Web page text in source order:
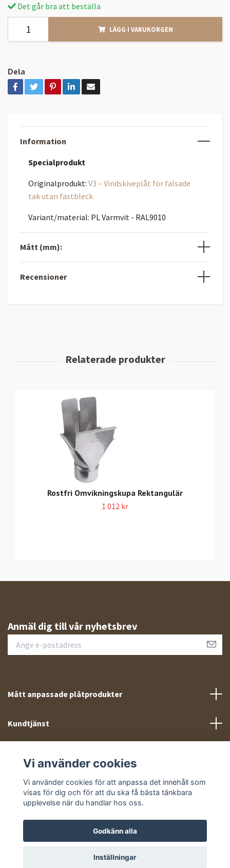
Det går bra att beställa
LÄGG I VARUKORGEN
Dela
Information
Specialprodukt
Originalprodukt: V3 – Vindskiveplåt för falsade
tak utan fästbleck
Variant/material: PL Varmvit - RAL9010
Mått (mm):
Recensioner
Rostfri Omvikningskupa Rektangulär
1 012 kr
Anmäl dig till vår nyhetsbrev
Mått anpassade plåtprodukter
Kundtjänst
Sociala medier
© 2026 Takprofiler.se
Vi använder cookies
Vi använder cookies för att anpassa det innehåll som
visas för dig och för att du ska få bästa tänkbara
upplevelse när du handlar hos oss.
Godkänn alla
Inställningar